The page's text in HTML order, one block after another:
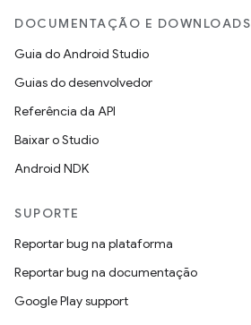
DOCUMENTAÇÃO E DOWNLOADS
Guia do Android Studio
Guias do desenvolvedor
Referência da API
Baixar o Studio
Android NDK
SUPORTE
Reportar bug na plataforma
Reportar bug na documentação
Google Play support